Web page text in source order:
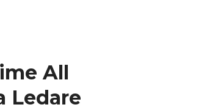
All
Ledare